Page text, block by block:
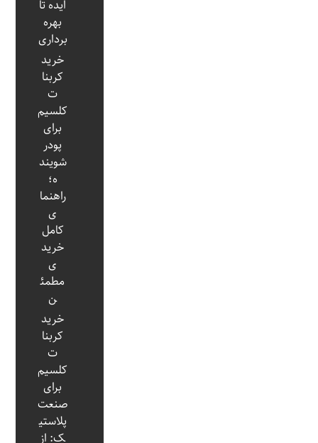
ایده تا
بهره‌
برداری
خرید
کربنا
ت
کلسیم
برای
پودر
شویند
ه؛
راهنما
ی
کامل
خرید
ی
مطمئ
ن
خرید
کربنا
ت
کلسیم
برای
صنعت
پلاستی
ک: از